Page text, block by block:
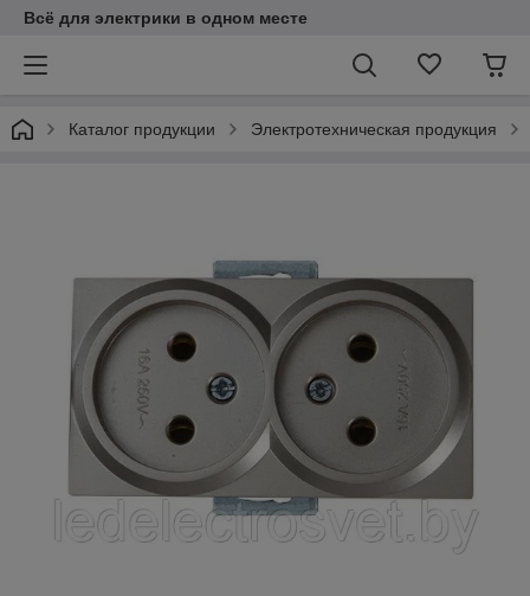
Всё для электрики в одном месте
Каталог продукции Электротехническая продукция